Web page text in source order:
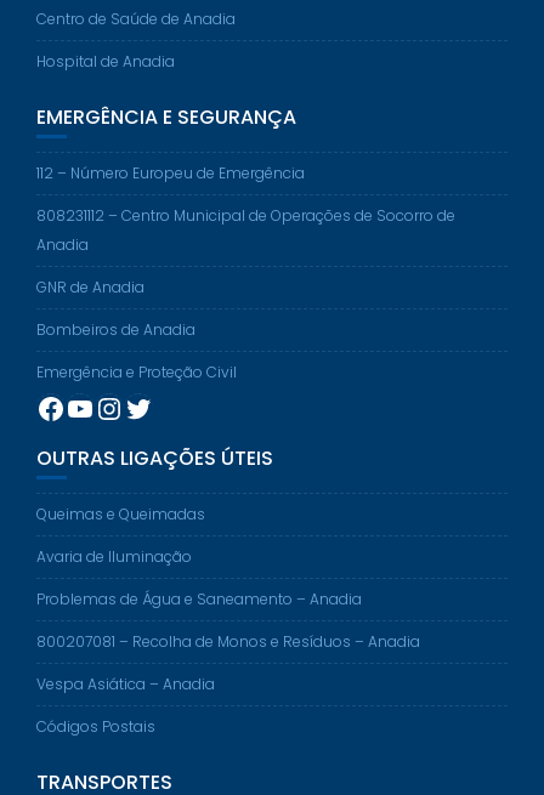
Centro de Saúde de Anadia
Hospital de Anadia
EMERGÊNCIA E SEGURANÇA
112 – Número Europeu de Emergência
808231112 – Centro Municipal de Operações de Socorro de
Anadia
GNR de Anadia
Bombeiros de Anadia
Emergência e Proteção Civil
Facebook
YouTube
Instagram
Twitter
OUTRAS LIGAÇÕES ÚTEIS
Queimas e Queimadas
Avaria de Iluminação
Problemas de Água e Saneamento – Anadia
800207081 – Recolha de Monos e Resíduos – Anadia
Vespa Asiática – Anadia
Códigos Postais
TRANSPORTES